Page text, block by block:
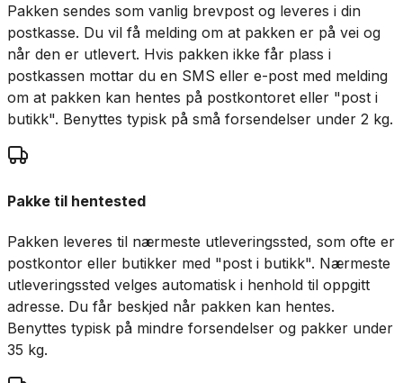
Pakken sendes som vanlig brevpost og leveres i din
postkasse. Du vil få melding om at pakken er på vei og
når den er utlevert. Hvis pakken ikke får plass i
postkassen mottar du en SMS eller e-post med melding
om at pakken kan hentes på postkontoret eller "post i
butikk". Benyttes typisk på små forsendelser under 2 kg.
Pakke til hentested
Pakken leveres til nærmeste utleveringssted, som ofte er
postkontor eller butikker med "post i butikk". Nærmeste
utleveringssted velges automatisk i henhold til oppgitt
adresse. Du får beskjed når pakken kan hentes.
Benyttes typisk på mindre forsendelser og pakker under
35 kg.